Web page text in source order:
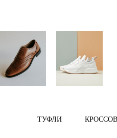
ТУФЛИ